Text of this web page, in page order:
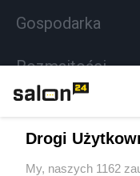
Gospodarka
Rozmaitości
Sport
Drogi
My, naszych 1162